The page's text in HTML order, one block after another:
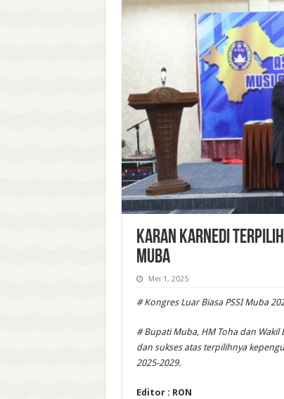
Karan Karnedi Terpilih
Muba
Mei 1, 2025
# Kongres Luar Biasa PSSI Muba
# Bupati Muba, HM Toha dan
dan sukses atas terpilihnya
2025-2029.
Editor : RON